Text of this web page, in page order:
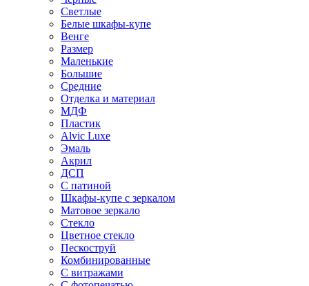
Светлые
Белые шкафы-купе
Венге
Размер
Маленькие
Большие
Средние
Отделка и материал
МДФ
Пластик
Alvic Luxe
Эмаль
Акрил
ДСП
С патиной
Шкафы-купе с зеркалом
Матовое зеркало
Стекло
Цветное стекло
Пескоструй
Комбинированные
С витражами